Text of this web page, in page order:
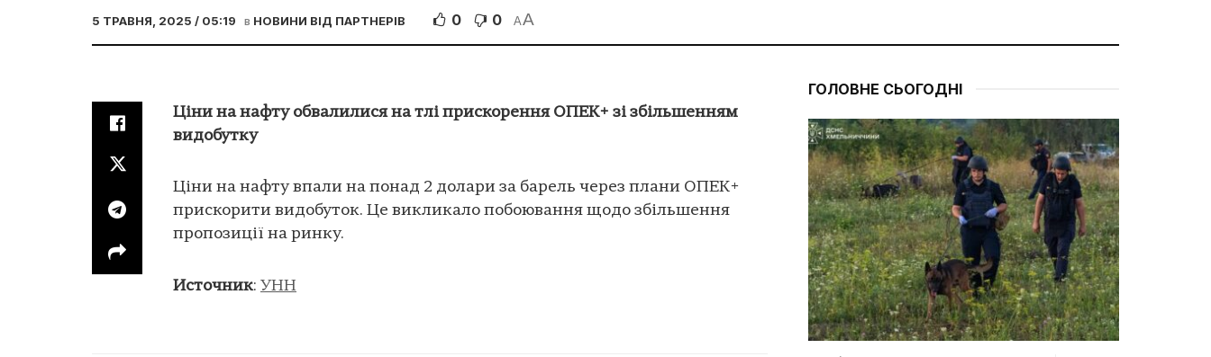
5 ТРАВНЯ, 2025 / 05:19 в НОВИНИ ВІД ПАРТНЕРІВ 0 0 AA
Ціни на нафту обвалилися на тлі прискорення ОПЕК+ зі збільшенням
видобутку
Ціни на нафту впали на понад 2 долари за барель через плани ОПЕК+
прискорити видобуток. Це викликало побоювання щодо збільшення
пропозиції на ринку.
Источник: УНН
ГОЛОВНЕ СЬОГОДНІ